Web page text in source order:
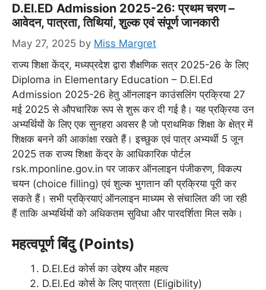
D.El.ED Admission 2025-26: प्रथम चरण –
आवेदन, पात्रता, तिथियां, शुल्क एवं संपूर्ण जानकारी
May 27, 2025 by Miss Margret
राज्य शिक्षा केंद्र, मध्यप्रदेश द्वारा शैक्षणिक सत्र 2025-26 के लिए
Diploma in Elementary Education – D.El.Ed
Admission 2025-26 हेतु ऑनलाइन काउंसलिंग प्रक्रिया 27
मई 2025 से औपचारिक रूप से शुरू कर दी गई है। यह प्रक्रिया उन
अभ्यर्थियों के लिए एक सुनहरा अवसर है जो प्राथमिक शिक्षा के क्षेत्र में
शिक्षक बनने की आकांक्षा रखते हैं। इच्छुक एवं पात्र अभ्यर्थी 5 जून
2025 तक राज्य शिक्षा केंद्र के आधिकारिक पोर्टल
rsk.mponline.gov.in पर जाकर ऑनलाइन पंजीकरण, विकल्प
चयन (choice filling) एवं शुल्क भुगतान की प्रक्रिया पूरी कर
सकते हैं। सभी प्रक्रियाएं ऑनलाइन माध्यम से संचालित की जा रही
हैं ताकि अभ्यर्थियों को अधिकतम सुविधा और पारदर्शिता मिल सके।
महत्वपूर्ण बिंदु (Points)
D.El.Ed कोर्स का उद्देश्य और महत्व
D.El.Ed कोर्स के लिए पात्रता (Eligibility)